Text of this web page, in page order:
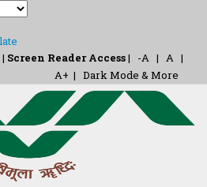
| Screen Reader Access| -A | A |
A+ | Dark Mode & More